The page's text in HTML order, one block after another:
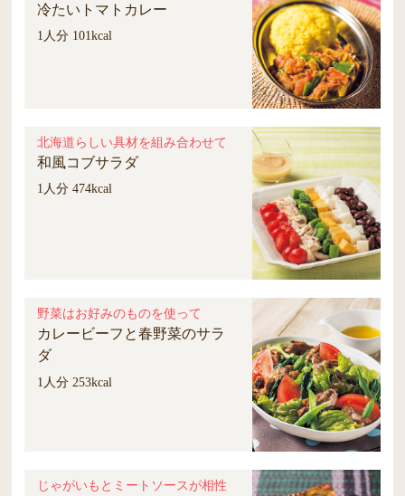
冷たいトマトカレー
1人分 101kcal
北海道らしい具材を組み合わせて
和風コブサラダ
1人分 474kcal
野菜はお好みのものを使って
カレービーフと春野菜のサラ
ダ
1人分 253kcal
じゃがいもとミートソースが相性